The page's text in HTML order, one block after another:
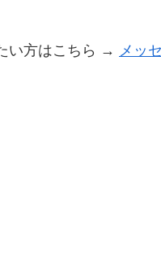
い方はこちら → メッ